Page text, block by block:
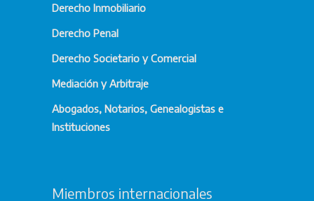
Derecho Inmobiliario
Derecho Penal
Derecho Societario y Comercial
Mediación y Arbitraje
Abogados, Notarios, Genealogistas e
Instituciones
Miembros internacionales